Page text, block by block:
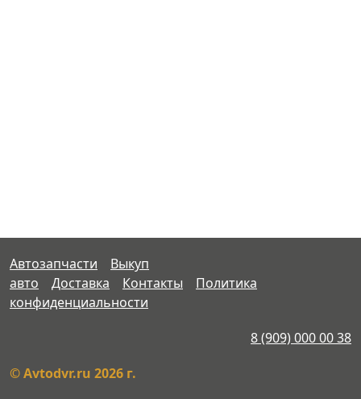
Автозапчасти
Выкуп
авто
Доставка Контакты
Политика
конфиденциальности
8 (909) 000 00 38
© Avtodvr.ru 2026 г.